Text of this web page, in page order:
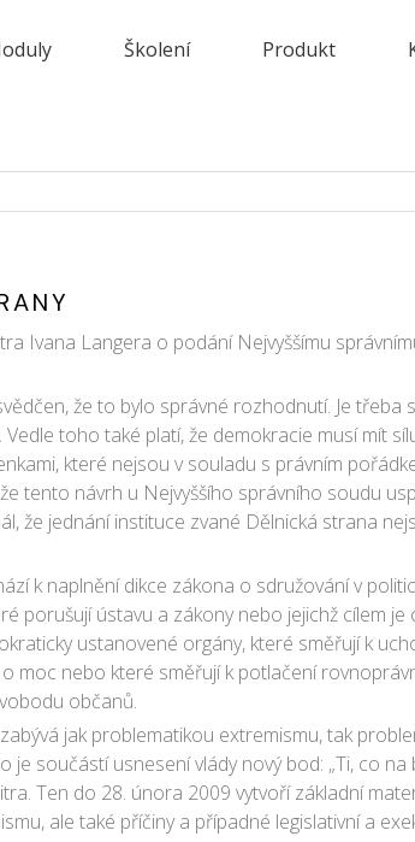
Školení Produkt
Ivana Langera o podání Nejvyššímu
že to bylo správné rozhodnutí. Je třeba
toho také platí, že demokracie musí mít
které nejsou v souladu s právním
tento návrh u Nejvyššího správního soudu
že jednání instituce zvané Dělnická strana
k naplnění dikce zákona o sdružování v
porušují ústavu a zákony nebo jejichž cílem
ustanovené orgány, které směřují k
moc nebo které směřují k potlačení
občanů.
jak problematikou extremismu, tak
součástí usnesení vlády nový bod: „Ti, co
Ten do 28. února 2009 vytvoří základní
ale také příčiny a případné legislativní a